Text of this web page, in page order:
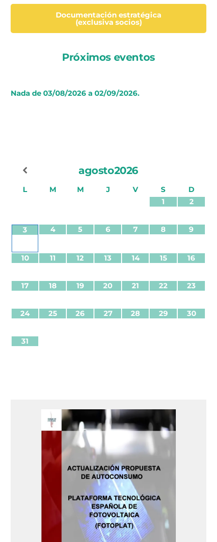
Documentación estratégica
(exclusiva socios)
Próximos eventos
Nada de 03/08/2026 a 02/09/2026.
agosto2026
L M M J V S
D
1
2
3 4 5 6 7 8 9
10 11 12 13 14 15 16
17 18 19 20 21 22 23
24 25 26 27 28 29 30
31